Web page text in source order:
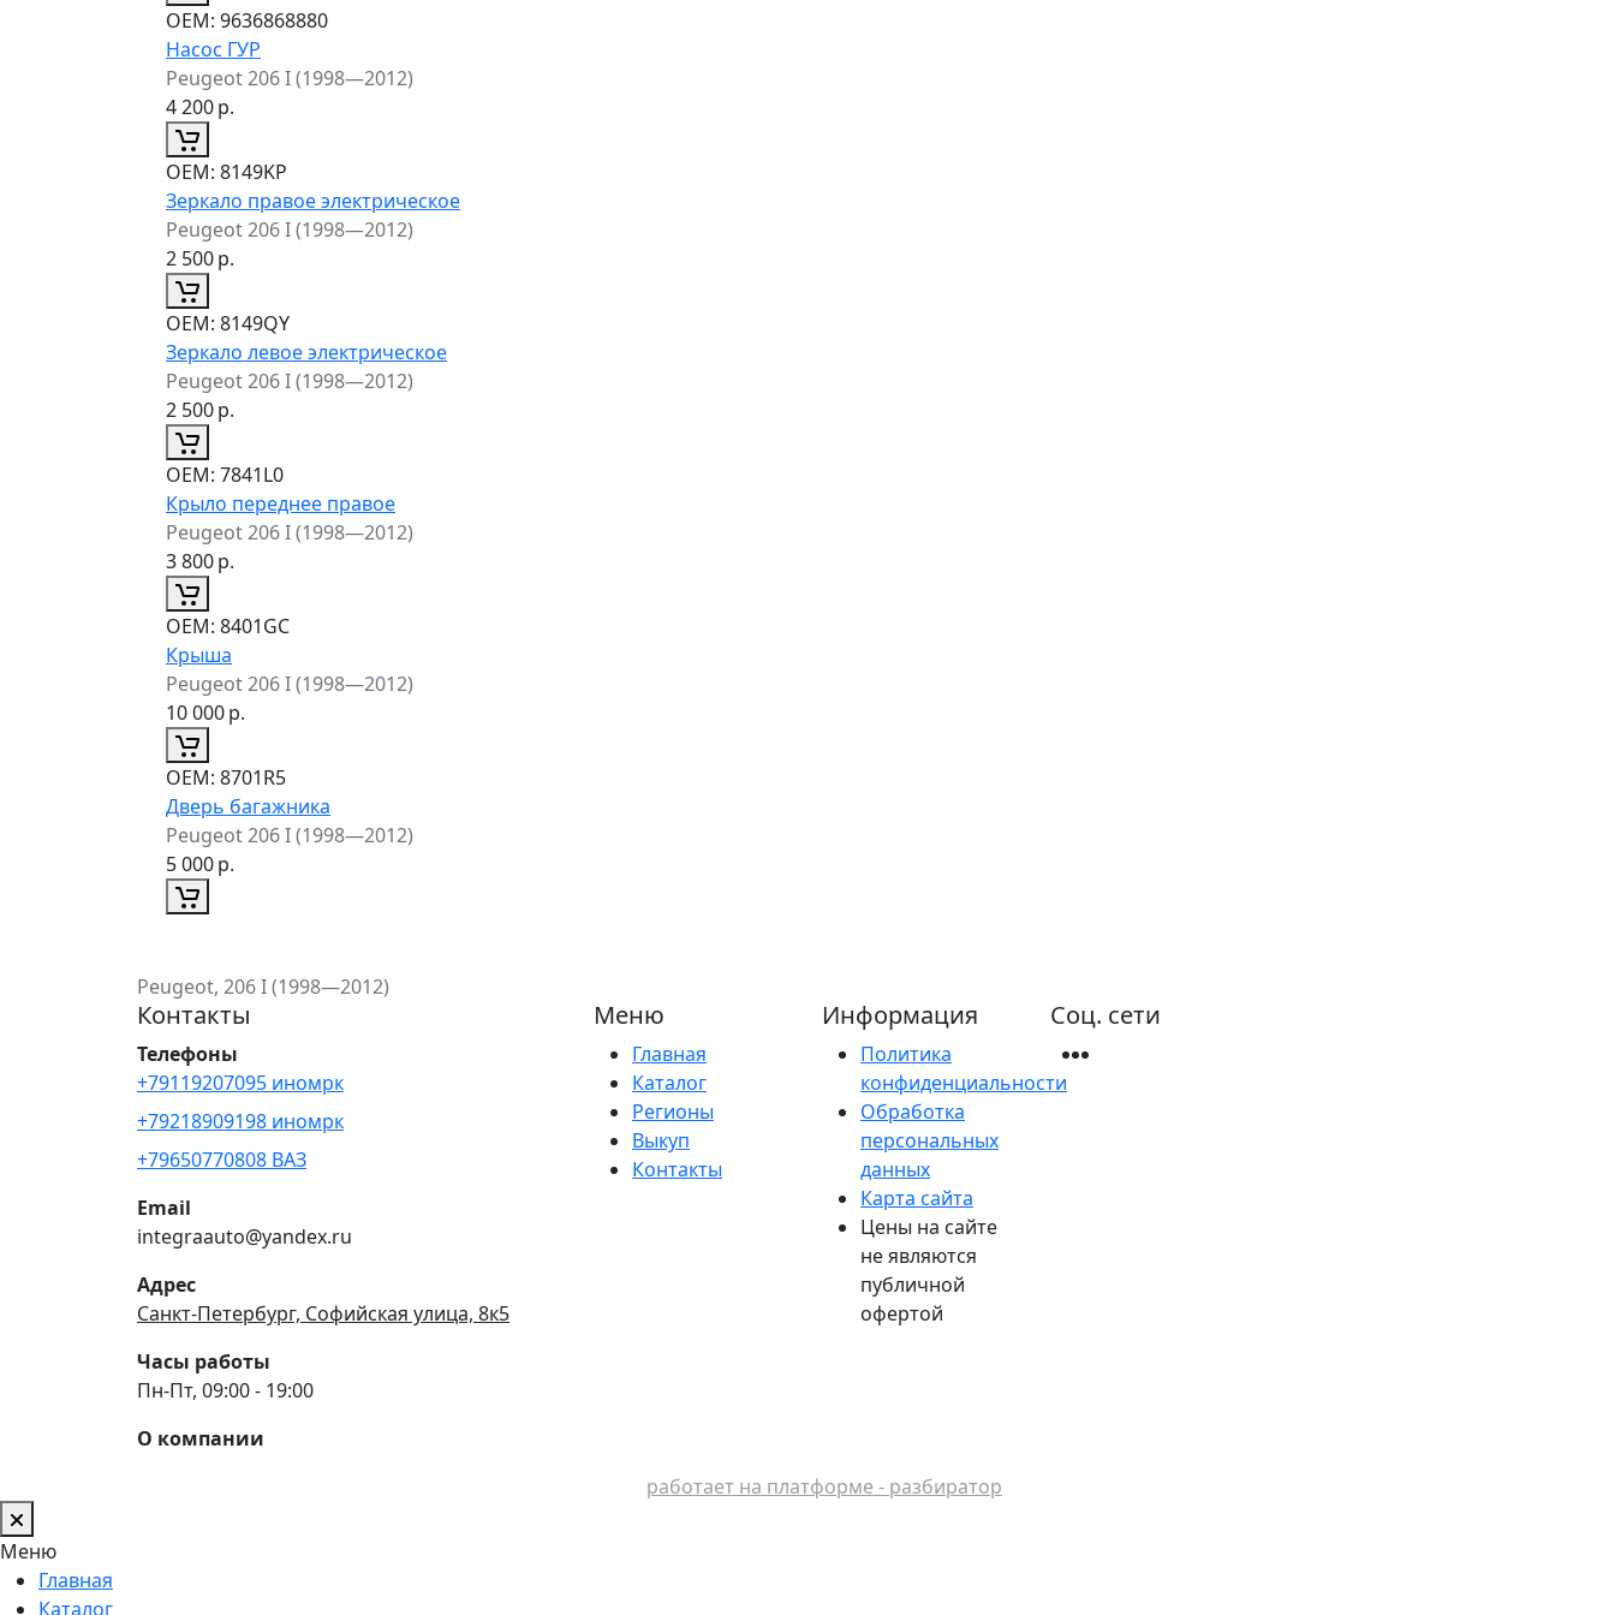
ОЕМ: 9636868880
Насос ГУР
Peugeot 206 I (1998—2012)
4 200р.
ОЕМ: 8149KP
Зеркало правое электрическое
Peugeot 206 I (1998—2012)
2 500р.
ОЕМ: 8149QY
Зеркало левое электрическое
Peugeot 206 I (1998—2012)
2 500р.
ОЕМ: 7841L0
Крыло переднее правое
Peugeot 206 I (1998—2012)
3 800р.
ОЕМ: 8401GC
Крыша
Peugeot 206 I (1998—2012)
10 000р.
ОЕМ: 8701R5
Дверь багажника
Peugeot 206 I (1998—2012)
5 000р.
Peugeot, 206 I (1998—2012)
Контакты
Телефоны
+79119207095 иномрк
+79218909198 иномрк
+79650770808 ВАЗ
Email
integraauto@yandex.ru
Адрес
Санкт-Петербург, Софийская улица, 8к5
Часы работы
Пн-Пт, 09:00 - 19:00
О компании
Меню
Главная
Каталог
Регионы
Выкуп
Контакты
Информация
Политика
конфиденциальности
Обработка
персональных
данных
Карта сайта
Цены на сайте
не являются
публичной
офертой
Соц. сети
работает на платформе - разбиратор
Меню
Главная
Каталог